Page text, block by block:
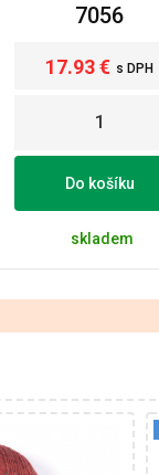
7056
17.93 € s DPH
Do košíku
skladem
Vlna - 60%